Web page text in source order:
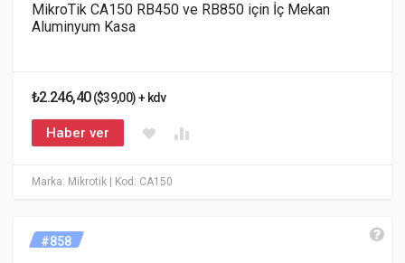
Marka: Mikrotik | Kod: CA150
MikroTik CA150 RB450 ve RB850 için İç Mekan
Aluminyum Kasa
₺2.246,40($39,00) + kdv
Haber ver
#858